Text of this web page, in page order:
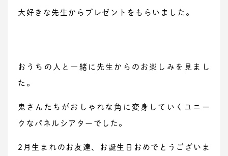
大好きな先生からプレゼントをもらいました。
おうちの人と一緒に先生からのお楽しみを見まし
た。
鬼さんたちがおしゃれな角に変身していくユニー
クなパネルシアターでした。
2月生まれのお友達、お誕生日おめでとうございま